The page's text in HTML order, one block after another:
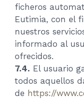
ficheros
Eutimia, con el
nuestros
informado al
ofrecidos.
7.4. El usuario
todos aquellos
de https://